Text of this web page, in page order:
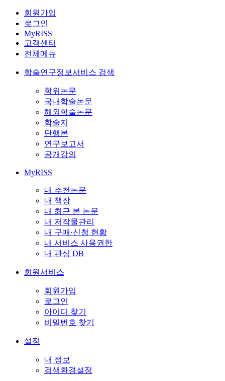
회원가입
로그인
MyRISS
고객센터
전체메뉴
학술연구정보서비스 검색
학위논문
국내학술논문
해외학술논문
학술지
단행본
연구보고서
공개강의
MyRISS
내 추천논문
내 책장
내 최근 본 논문
내 저작물관리
내 구매·신청 현황
내 서비스 사용권한
내 관심 DB
회원서비스
회원가입
로그인
아이디 찾기
비밀번호 찾기
설정
내 정보
검색환경설정